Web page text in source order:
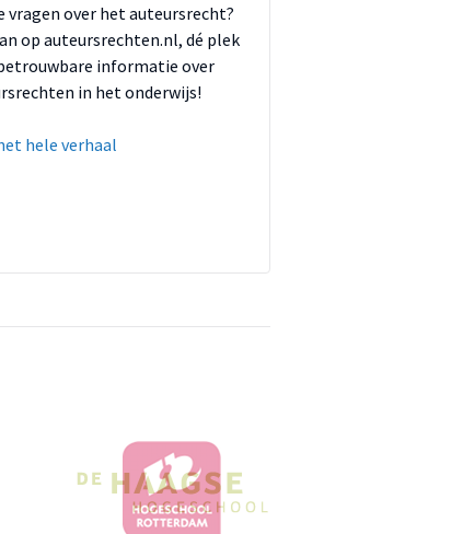
vragen over het auteursrecht?
op auteursrechten.nl, dé plek
informatie over
in het onderwijs!
hele verhaal